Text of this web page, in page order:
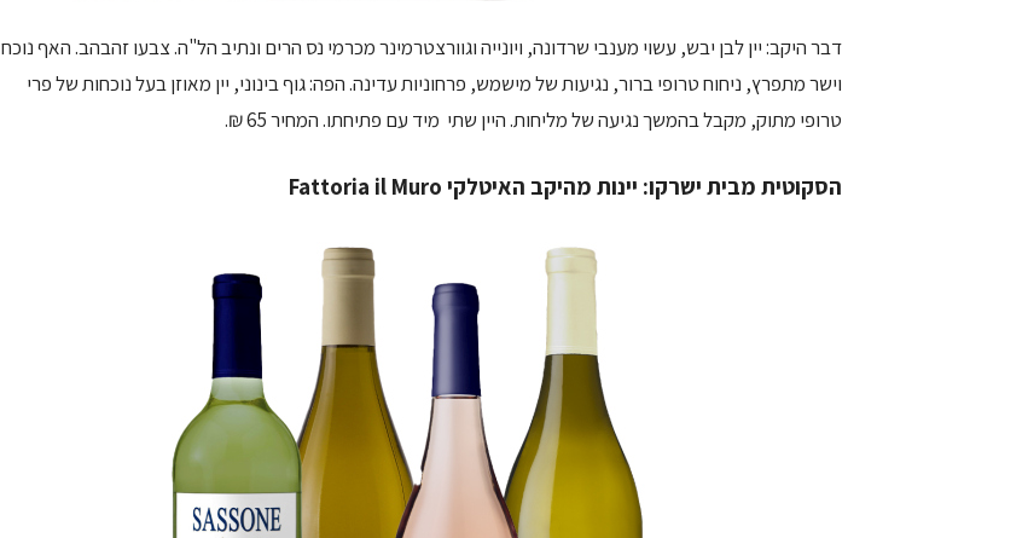
דבר היקב: יין לבן יבש, עשוי מענבי שרדונה, ויונייה וגוורצטרמינר מכרמי נס הרים ונתיב הל"ה. צבעו זהבהב. האף נוכח
וישר מתפרץ, ניחוח טרופי ברור, נגיעות של מישמש, פרחוניות עדינה. הפה: גוף בינוני, יין מאוזן בעל נוכחות של פרי
טרופי מתוק, מקבל בהמשך נגיעה של מליחות. היין שתי מיד עם פתיחתו. המחיר 65 ₪.
הסקוטית מבית ישרקו: יינות מהיקב האיטלקי Fattoria il Muro